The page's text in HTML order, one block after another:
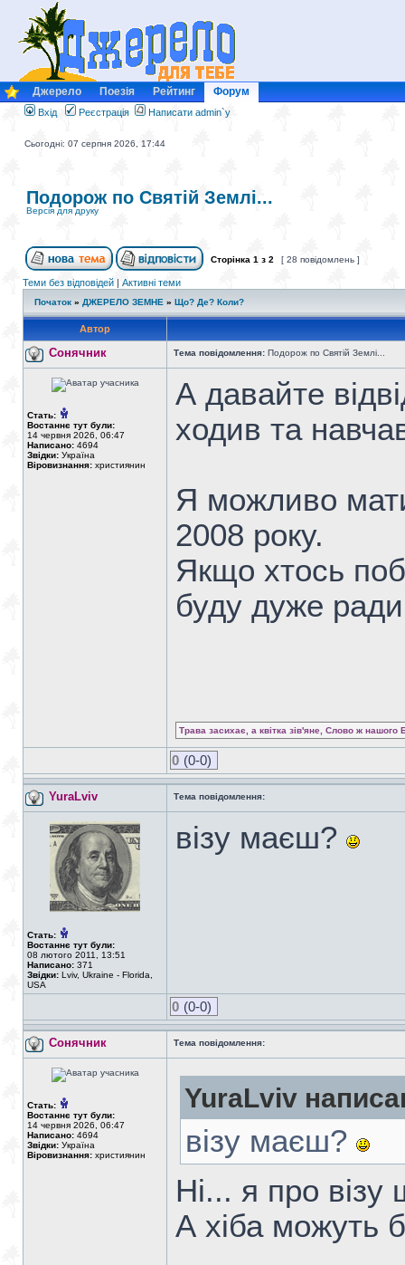
Джерело Поезія Рейтинг Форум
Вхід Реєстрація Написати admin`у
Сьогодні: 07 серпня 2026, 17:44
Подорож по Святій Землі...
Версія для друку
Сторінка 1 з 2 [ 28 повідомлень ]
Теми без відповідей | Активні теми
Початок » ДЖЕРЕЛО ЗЕМНЕ » Що? Де? Коли?
Автор
Сонячник Тема повідомлення: Подорож по Святій Землі...
Стать:
Востаннє тут були:
14 червня 2026, 06:47
Написано: 4694
Звідки: Україна
Віровизнання: християнин
А давайте
ходив та
Я можливо
2008 року.
Якщо хтось
буду дуже
Трава засихає, а квітка зів'яне, Слово ж нашого
0 (0-0)
YuraLviv Тема повідомлення:
Стать:
Востаннє тут були:
08 лютого 2011, 13:51
Написано: 371
Звідки: Lviv, Ukraine - Florida,
USA
візу маєш?
0 (0-0)
Сонячник Тема повідомлення:
Стать:
Востаннє тут були:
14 червня 2026, 06:47
Написано: 4694
Звідки: Україна
Віровизнання: християнин
YuraLviv
візу маєш?
Ні... я про
А хіба можуть